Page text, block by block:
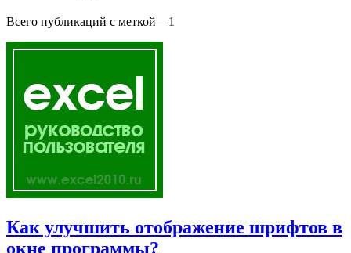
Всего публикаций с меткой—1
Как улучшить отображение шрифтов в
окне программы?